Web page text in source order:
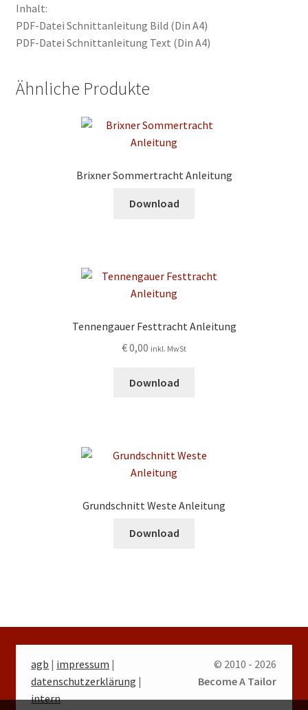
Inhalt:
PDF-Datei Schnittanleitung Bild (Din A4)
PDF-Datei Schnittanleitung Text (Din A4)
Ähnliche Produkte
Brixner Sommertracht Anleitung
Download
Tennengauer Festtracht Anleitung
€0,00 inkl. MwSt
Download
Grundschnitt Weste Anleitung
Download
agb | impressum |
datenschutzerklärung |
intern
© 2010 - 2026
Become A Tailor